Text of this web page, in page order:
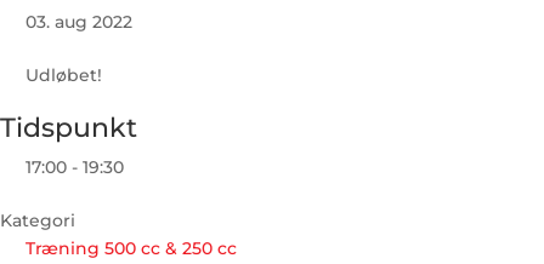
03. aug 2022
Udløbet!
Tidspunkt
17:00 - 19:30
Kategori
Træning 500 cc & 250 cc